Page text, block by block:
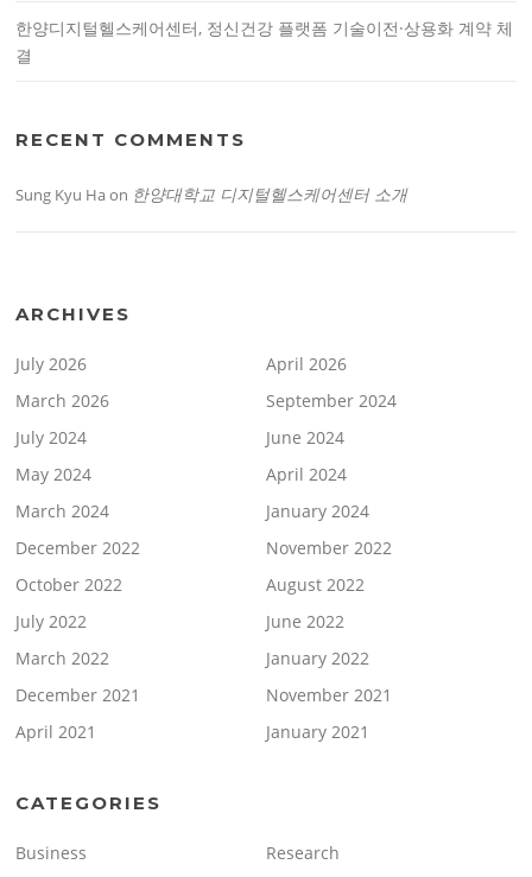
한양디지털헬스케어센터, 정신건강 플랫폼 기술이전·상용화 계약 체
결
RECENT COMMENTS
Sung Kyu Haon 한양대학교 디지털헬스케어센터 소개
ARCHIVES
July 2026
April 2026
March 2026
September 2024
July 2024
June 2024
May 2024
April 2024
March 2024
January 2024
December 2022
November 2022
October 2022
August 2022
July 2022
June 2022
March 2022
January 2022
December 2021
November 2021
April 2021
January 2021
CATEGORIES
Business
Research